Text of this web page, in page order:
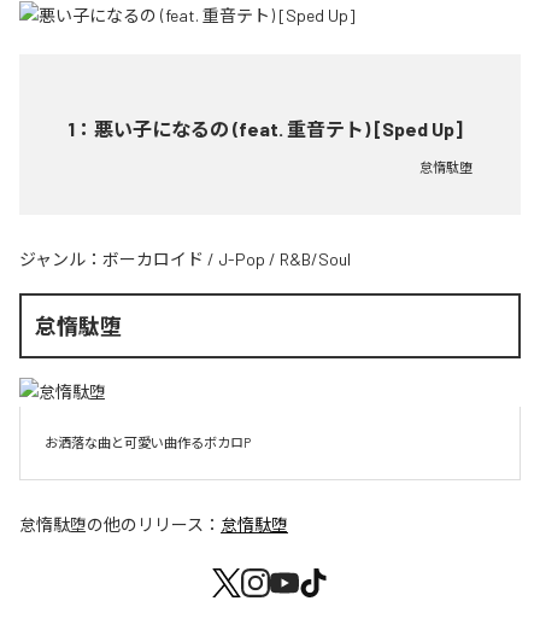
1 ： 悪い子になるの (feat. 重音テト) [Sped Up]
怠惰駄堕
ジャンル： ボーカロイド / J-Pop / R&B/Soul
怠惰駄堕
お洒落な曲と可愛い曲作るボカロP
怠惰駄堕の他のリリース： 怠惰駄堕